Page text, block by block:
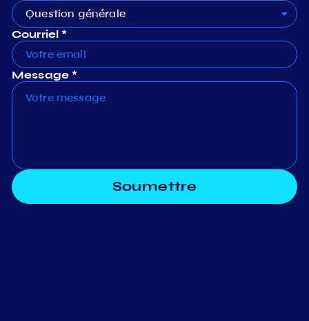
Question générale
Courriel *
Message *
Soumettre